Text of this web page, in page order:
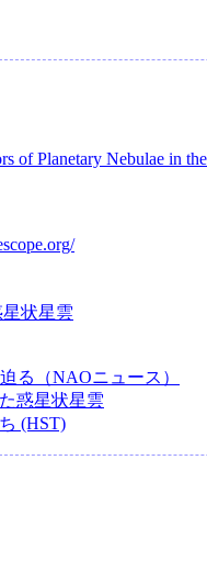
of Planetary Nebulae in
星状星雲
る（NAOニュース）
惑星状星雲
(HST)